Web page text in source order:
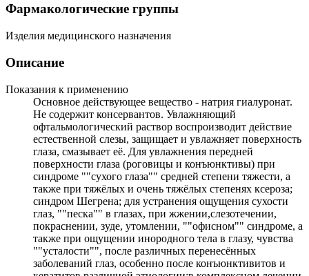
Фармакологические группы
Изделия медицинского назначения
Описание
Показания к применению
Основное действующее вещество - натрия гиалуронат.
Не содержит консервантов. Увлажняющий
офтальмологический раствор воспроизводит действие
естественной слезы, защищает и увлажняет поверхность
глаза, смазывает её. Для увлажнения передней
поверхности глаза (роговицы и конъюнктивы) при
синдроме ""сухого глаза"" средней степени тяжести, а
также при тяжёлых и очень тяжёлых степенях ксероза;
синдром Шегрена; для устранения ощущения сухости
глаз, ""песка"" в глазах, при жжении,слезотечении,
покраснении, зуде, утомлении, ""офисном"" синдроме, а
также при ощущении инородного тела в глазу, чувства
""усталости"", после различных перенесённых
заболеваний глаз, особенно после конъюнктивитов и